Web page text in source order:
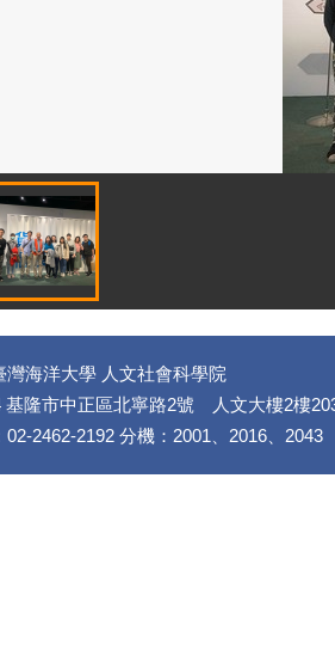
灣海洋大學 人文社會科學院
基隆市中正區北寧路2號 人文大樓2樓
02-2462-2192 分機：2001、2016、